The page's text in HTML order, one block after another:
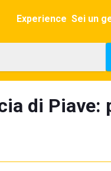
Experience Sei un
di Piave: